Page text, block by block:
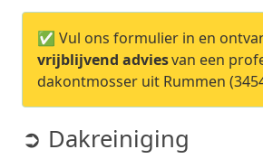
✅ Vul ons formulier in en
vrijblijvend adviesvan een
dakontmosser uit Rummen
➲ Dakreiniging